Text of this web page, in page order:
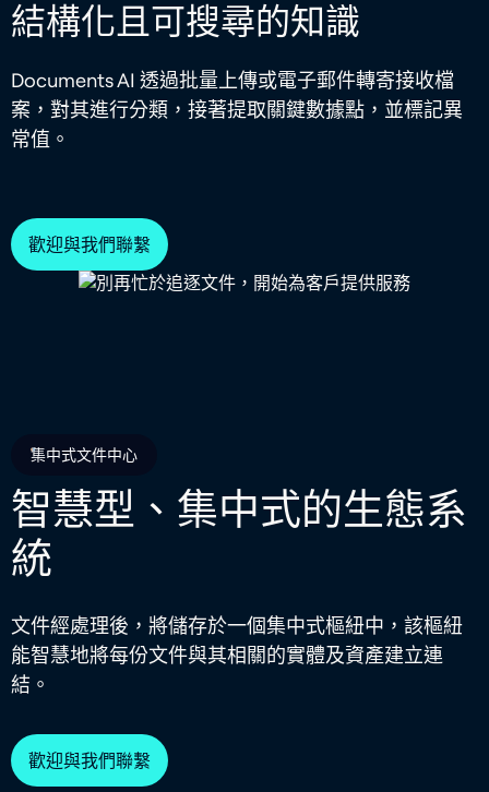
結構化且可搜尋的知識
Documents AI 透過批量上傳或電子郵件轉寄接收檔
案，對其進行分類，接著提取關鍵數據點，並標記異
常值。
歡迎與我們聯繫
集中式文件中心
智慧型、集中式的生態系
統
文件經處理後，將儲存於一個集中式樞紐中，該樞紐
能智慧地將每份文件與其相關的實體及資產建立連
結。
歡迎與我們聯繫